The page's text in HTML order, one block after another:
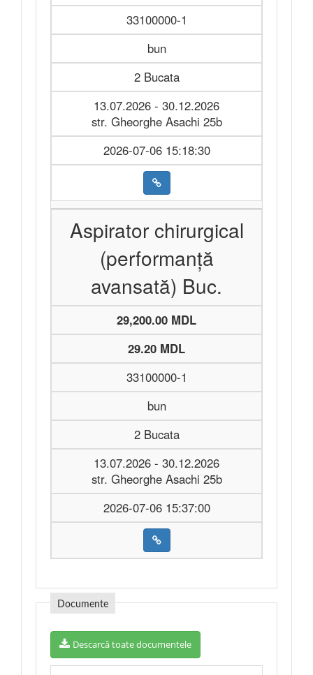
33100000-1
bun
2 Bucata
13.07.2026 - 30.12.2026
str. Gheorghe Asachi 25b
2026-07-06 15:18:30
Aspirator chirurgical
(performanță
avansată) Buc.
29,200.00 MDL
29.20 MDL
33100000-1
bun
2 Bucata
13.07.2026 - 30.12.2026
str. Gheorghe Asachi 25b
2026-07-06 15:37:00
Documente
Descarcă toate documentele